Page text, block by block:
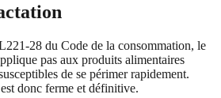
28 du Code de la consommation, le
pas aux produits alimentaires
de se périmer rapidement.
donc ferme et définitive.